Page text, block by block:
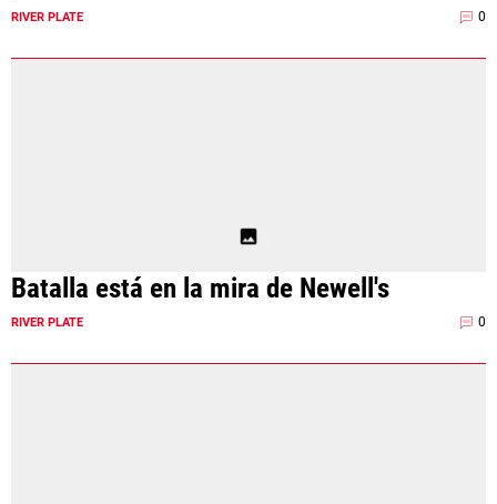
RIVER PLATE 0
Batalla está en la mira de Newell's
RIVER PLATE 0